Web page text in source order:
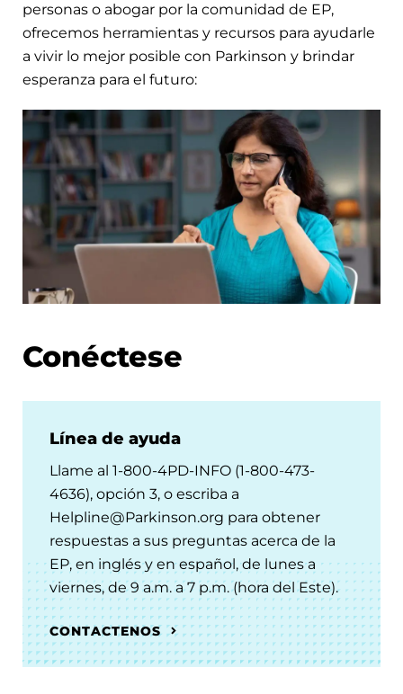
personas o abogar por la comunidad de EP,
ofrecemos herramientas y recursos para ayudarle
a vivir lo mejor posible con Parkinson y brindar
esperanza para el futuro:
Conéctese
Línea de ayuda
Llame al 1-800-4PD-INFO (1-800-473-
4636), opción 3, o escriba a
Helpline@Parkinson.org para obtener
respuestas a sus preguntas acerca de la
EP, en inglés y en español, de lunes a
viernes, de 9 a.m. a 7 p.m. (hora del Este).
CONTACTENOS